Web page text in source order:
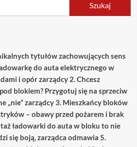
Szukaj
tytułów zachowujących sens
do auta elektrycznego w
i opór zarządcy 2. Chcesz
blokiem? Przygotuj się na sprzeciw
„nie” zarządcy 3. Mieszkańcy bloków
– obawy przed pożarem i brak
ładowarki do auta w bloku to nie
się boją, zarządca odmawia 5.